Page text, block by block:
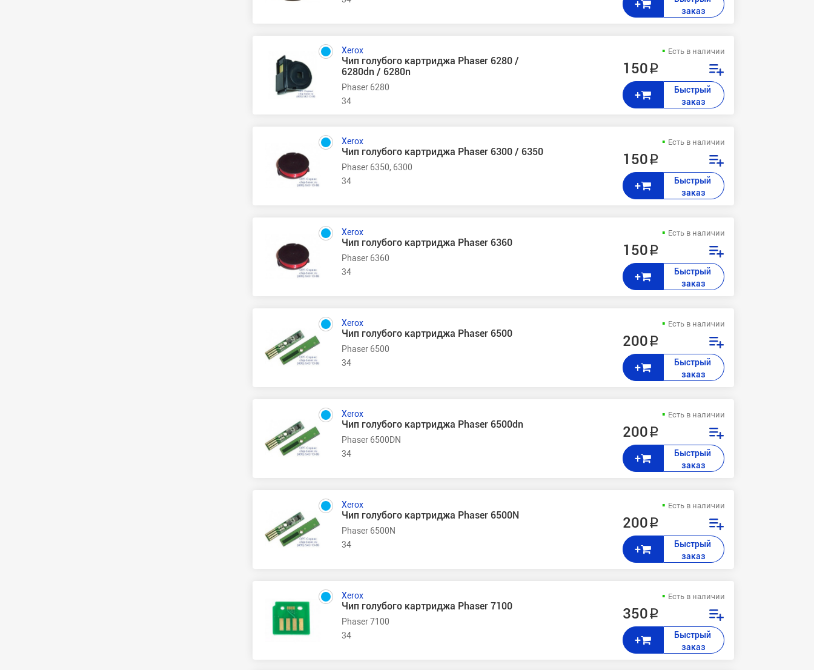
+
заказ
Xerox
Чип голубого картриджа Phaser 6280 /
6280dn / 6280n
Phaser 6280
34
Есть в наличии
150 ₽
+
Быстрый
заказ
Xerox
Чип голубого картриджа Phaser 6300 / 6350
Phaser 6350, 6300
34
Есть в наличии
150 ₽
+
Быстрый
заказ
Xerox
Чип голубого картриджа Phaser 6360
Phaser 6360
34
Есть в наличии
150 ₽
+
Быстрый
заказ
Xerox
Чип голубого картриджа Phaser 6500
Phaser 6500
34
Есть в наличии
200 ₽
+
Быстрый
заказ
Xerox
Чип голубого картриджа Phaser 6500dn
Phaser 6500DN
34
Есть в наличии
200 ₽
+
Быстрый
заказ
Xerox
Чип голубого картриджа Phaser 6500N
Phaser 6500N
34
Есть в наличии
200 ₽
+
Быстрый
заказ
Xerox
Чип голубого картриджа Phaser 7100
Phaser 7100
34
Есть в наличии
350 ₽
+
Быстрый
заказ